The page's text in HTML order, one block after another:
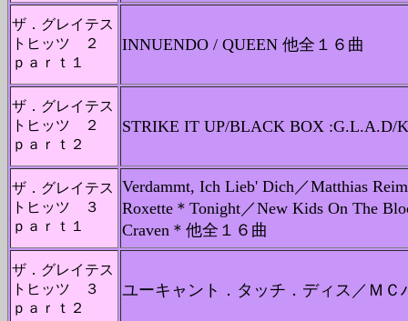
ザ．グレイテス
トヒッツ ２
ｐａｒｔ１
INNUENDO / QUEEN 他全１６曲
ザ．グレイテス
トヒッツ ２
ｐａｒｔ２
STRIKE IT UP/BLACK BOX :G.L.A.D/
ザ．グレイテス
トヒッツ ３
ｐａｒｔ１
Verdammt, Ich Lieb' Dich／Matthias
Roxette＊Tonight／New Kids On The
Craven＊他全１６曲
ザ．グレイテス
トヒッツ ３
ｐａｒｔ２
ユーキャント．タッチ．ディス／Ｍ